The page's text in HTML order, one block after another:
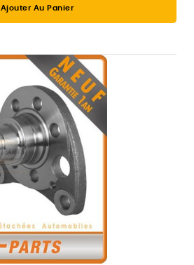
Ajouter Au Panier